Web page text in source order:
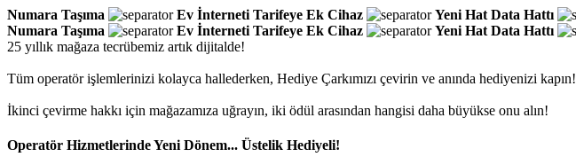
Numara Taşıma Ev İnterneti Tarifeye Ek Cihaz Yeni Hat Data Hattı
Numara Taşıma
Ev İnterneti Tarifeye Ek Cihaz Yeni Hat Data Hattı
25 yıllık mağaza tecrübemiz artık dijitalde!
Tüm operatör işlemlerinizi kolayca hallederken, Hediye Çarkımızı çevirin ve anında hediyenizi kapın!
İkinci çevirme hakkı için mağazamıza uğrayın, iki ödül arasından hangisi daha büyükse onu alın!
Operatör Hizmetlerinde Yeni Dönem... Üstelik Hediyeli!